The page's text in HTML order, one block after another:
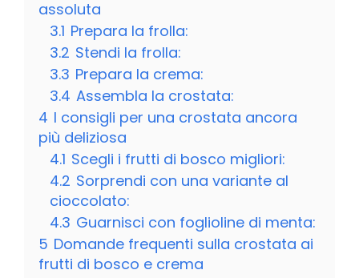
assoluta
3.1 Prepara la frolla:
3.2 Stendi la frolla:
3.3 Prepara la crema:
3.4 Assembla la crostata:
4 I consigli per una crostata ancora
più deliziosa
4.1 Scegli i frutti di bosco migliori:
4.2 Sorprendi con una variante al
cioccolato:
4.3 Guarnisci con foglioline di menta:
5 Domande frequenti sulla crostata ai
frutti di bosco e crema